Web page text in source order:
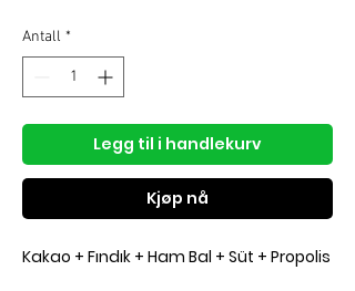
Antall *
Legg til i handlekurv
Kjøp nå
Kakao + Fındık + Ham Bal + Süt + Propolis